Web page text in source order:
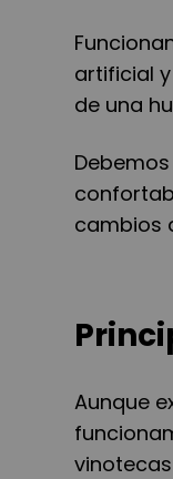
artificial
de una
cambios
Aunque